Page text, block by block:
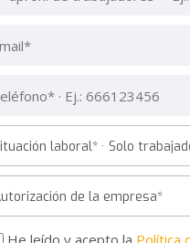
de la empresa*